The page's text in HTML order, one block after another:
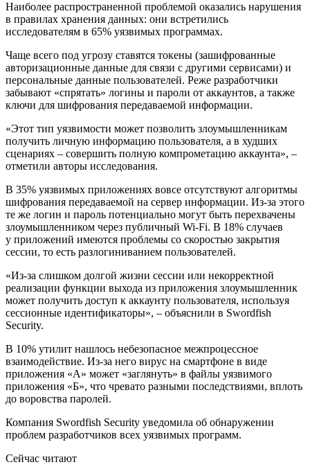
Наиболее распространенной проблемой оказались нарушения
в правилах хранения данных: они встретились
исследователям в 65% уязвимых программах.
Чаще всего под угрозу ставятся токены (зашифрованные
авторизационные данные для связи с другими сервисами) и
персональные данные пользователей. Реже разработчики
забывают «спрятать» логины и пароли от аккаунтов, а также
ключи для шифрования передаваемой информации.
«Этот тип уязвимости может позволить злоумышленникам
получить личную информацию пользователя, а в худших
сценариях – совершить полную компрометацию аккаунта», –
отметили авторы исследования.
В 35% уязвимых приложениях вовсе отсутствуют алгоритмы
шифрования передаваемой на сервер информации. Из-за этого
те же логин и пароль потенциально могут быть перехвачены
злоумышленником через публичный Wi-Fi. В 18% случаев
у приложений имеются проблемы со скоростью закрытия
сессии, то есть разлогиниванием пользователей.
«Из-за слишком долгой жизни сессии или некорректной
реализации функции выхода из приложения злоумышленник
может получить доступ к аккаунту пользователя, используя
сессионные идентификаторы», – объяснили в Swordfish
Security.
В 10% утилит нашлось небезопасное межпроцессное
взаимодействие. Из-за него вирус на смартфоне в виде
приложения «А» может «заглянуть» в файлы уязвимого
приложения «Б», что чревато разными последствиями, вплоть
до воровства паролей.
Компания Swordfish Security уведомила об обнаружении
проблем разработчиков всех уязвимых программ.
Сейчас читают